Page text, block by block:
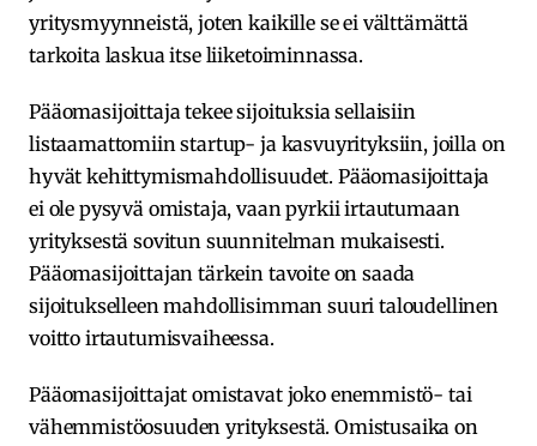
yritysmyynneistä, joten kaikille se ei välttämättä
tarkoita laskua itse liiketoiminnassa.
Pääomasijoittaja tekee sijoituksia sellaisiin
listaamattomiin startup- ja kasvuyrityksiin, joilla on
hyvät kehittymismahdollisuudet. Pääomasijoittaja
ei ole pysyvä omistaja, vaan pyrkii irtautumaan
yrityksestä sovitun suunnitelman mukaisesti.
Pääomasijoittajan tärkein tavoite on saada
sijoitukselleen mahdollisimman suuri taloudellinen
voitto irtautumisvaiheessa.
Pääomasijoittajat omistavat joko enemmistö- tai
vähemmistöosuuden yrityksestä. Omistusaika on